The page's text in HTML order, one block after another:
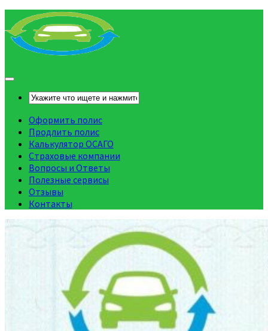
Оформить полис
Продлить полис
Калькулятор ОСАГО
Страховые компании
Вопросы и Ответы
Полезные сервисы
Отзывы
Контакты